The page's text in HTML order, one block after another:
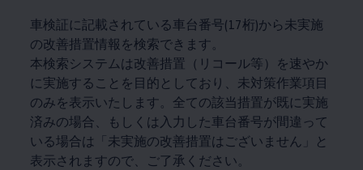
車検証に記載されている車台番号(17桁)から未実施
の改善措置情報を検索できます。
本検索システムは改善措置（リコール等）を速やか
に実施することを目的としており、未対策作業項目
のみを表示いたします。全ての該当措置が既に実施
済みの場合、もしくは入力した車台番号が間違って
いる場合は「未実施の改善措置はございません」と
表示されますので、ご了承ください。